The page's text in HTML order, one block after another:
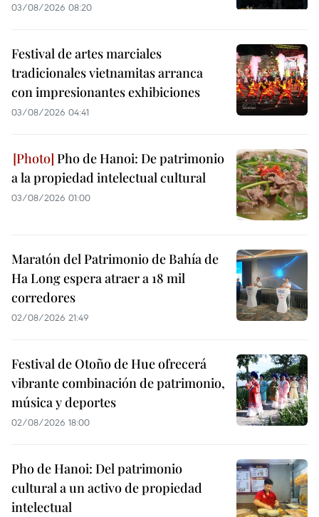
03/08/2026 08:20
Festival de artes marciales
tradicionales vietnamitas arranca
con impresionantes exhibiciones
03/08/2026 04:41
Pho de Hanoi: De patrimonio
a la propiedad intelectual cultural
03/08/2026 01:00
Maratón del Patrimonio de Bahía de
Ha Long espera atraer a 18 mil
corredores
02/08/2026 21:49
Festival de Otoño de Hue ofrecerá
vibrante combinación de patrimonio,
música y deportes
02/08/2026 18:00
Pho de Hanoi: Del patrimonio
cultural a un activo de propiedad
intelectual